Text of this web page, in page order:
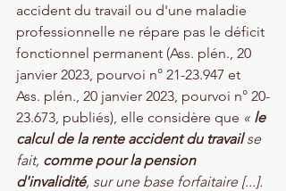
accident du travail ou d'une maladie
professionnelle ne répare pas le déficit
fonctionnel permanent (Ass. plén., 20
janvier 2023, pourvoi n° 21-23.947 et
Ass. plén., 20 janvier 2023, pourvoi n° 20-
23.673, publiés), elle considère que « le
calcul de la rente accident du travail se
fait, comme pour la pension
d'invalidité, sur une base forfaitaire [...].